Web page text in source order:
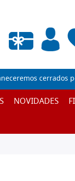
vacía
cerrados
NOVIDADES